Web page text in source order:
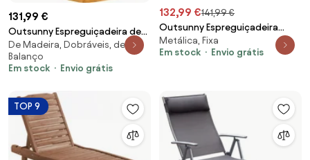
131,99 €
Outsunny Espreguiçadeira de
sol em madeira de acácia,
dobrável e ergonômica,
espreguiçadeira de jardim com
77 cm | Aosom Portugal
De Madeira, Dobráveis, de
Balanço
Em stock
Envio grátis
132,99 €141,99 €
Outsunny Espreguiçadeira
Acolchoada, Encosto 6
Posições, Estrutura em
Metálica, Fixa
Em stock
Envio grátis
TOP 9